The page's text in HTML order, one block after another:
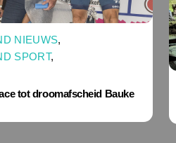
NIEUWS,
SPORT,
tot droomafscheid Bauke